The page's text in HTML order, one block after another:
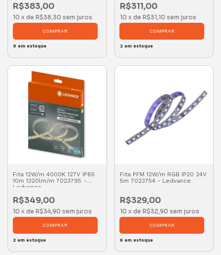
R$383,00
10 x de R$38,30 sem juros
9 em estoque
R$311,00
10 x de R$31,10 sem juros
2em estoque
Fita 12W/m 4000K 127V IP65
10m 1320lm/m 7023795 -
Ledvance
R$349,00
10 x de R$34,90 sem juros
2 em estoque
Fita PFM 12W/m RGB IP20 24V
5m 7023754 - Ledvance
R$329,00
10 x de R$32,90 sem juros
6em estoque